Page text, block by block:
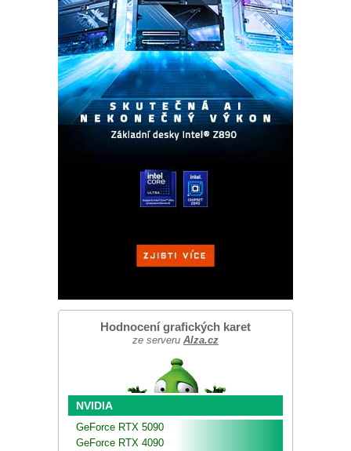
Hodnocení grafických karet
ze serveru Alza.cz
NVIDIA
GeForce RTX 5090
GeForce RTX 4090